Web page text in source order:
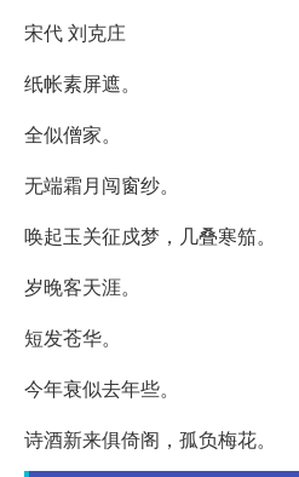
宋代 刘克庄
纸帐素屏遮。
全似僧家。
无端霜月闯窗纱。
唤起玉关征戍梦，几叠寒笳。
岁晚客天涯。
短发苍华。
今年衰似去年些。
诗酒新来俱倚阁，孤负梅花。